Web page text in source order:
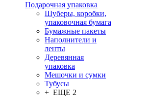
Подарочная упаковка
Шуберы, коробки,
упаковочная бумага
Бумажные пакеты
Наполнители и
ленты
Деревянная
упаковка
Мешочки и сумки
Тубусы
+ ЕЩЕ 2